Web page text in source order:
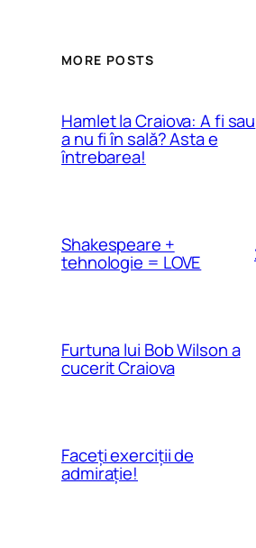
MORE POSTS
Hamlet la Craiova: A fi sau
a nu fi în sală? Asta e
întrebarea!
Shakespeare +
tehnologie = LOVE
Furtuna lui Bob Wilson a
cucerit Craiova
Faceți exerciții de
admirație!